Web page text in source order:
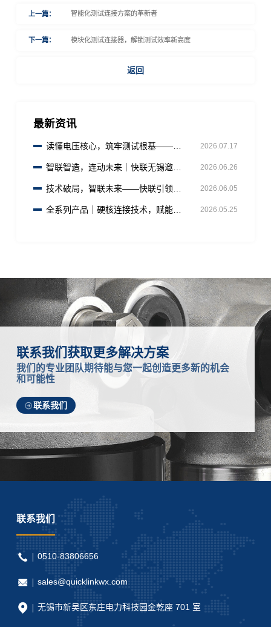
上一篇： 智能化测试连接方案的革新者
下一篇： 模块化测试连接器，解锁测试效率新高度
返回
最新资讯
读懂电压核心，筑牢测试根基——快
2026.07.17
智联智造，连动未来｜快联无锡邀您
2026.06.26
技术破局，智联未来——快联引领连
2026.06.05
全系列产品｜硬核连接技术，赋能全
2026.05.25
联系我们获取更多解决方案
我们的专业团队期待能与您一起创造更多新的机会
和可能性
联系我们
联系我们
0510-83806656
sales@quicklinkwx.com
无锡市新吴区东庄电力科技园金乾座 701 室